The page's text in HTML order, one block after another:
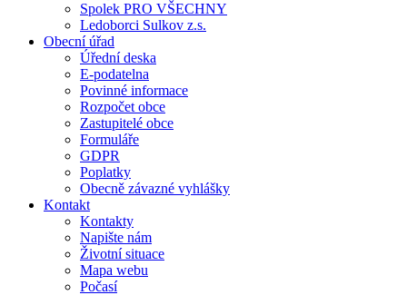
Spolek PRO VŠECHNY
Ledoborci Sulkov z.s.
Obecní úřad
Úřední deska
E-podatelna
Povinné informace
Rozpočet obce
Zastupitelé obce
Formuláře
GDPR
Poplatky
Obecně závazné vyhlášky
Kontakt
Kontakty
Napište nám
Životní situace
Mapa webu
Počasí